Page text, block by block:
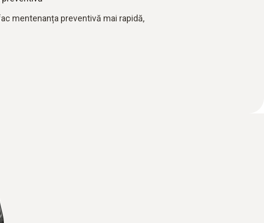
mentenanța preventivă mai rapidă,